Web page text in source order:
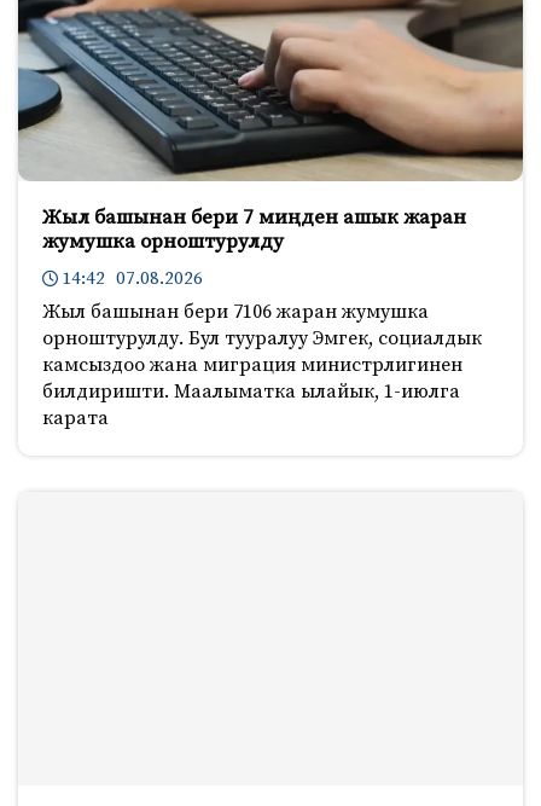
Жыл башынан бери 7 миңден ашык жаран
жумушка орноштурулду
14:42 07.08.2026
Жыл башынан бери 7106 жаран жумушка
орноштурулду. Бул тууралуу Эмгек, социалдык
камсыздоо жана миграция министрлигинен
билдиришти. Маалыматка ылайык, 1-июлга
карата